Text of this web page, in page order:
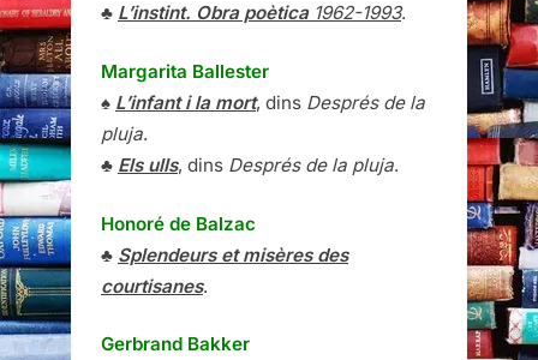
♣ L’instint. Obra poètica1962-1993.
Margarita Ballester
♠ L’infant i la mort, dins Després de la
pluja.
♣ Els ulls, dins Després de la pluja.
Honoré de Balzac
♣ Splendeurs et misères des
courtisanes.
Gerbrand Bakker